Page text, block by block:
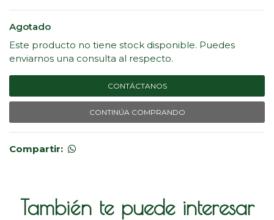
Agotado
Este producto no tiene stock disponible. Puedes
enviarnos una consulta al respecto.
CONTÁCTANOS
CONTINÚA COMPRANDO
Compartir:
También te puede interesar